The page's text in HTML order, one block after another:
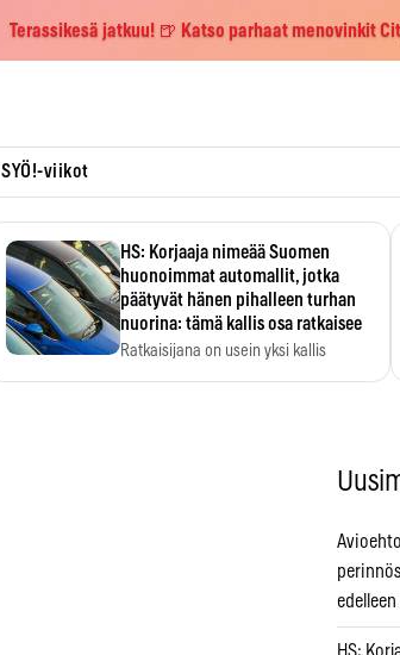
Terassikesä jatkuu! 🍺 Katso parhaat menovinkit
SYÖ!-viikot
HS: Korjaaja nimeää Suomen
huonoimmat automallit, jotka
päätyvät hänen pihalleen turhan
nuorina: tämä kallis osa ratkaisee
Ratkaisijana on usein yksi kallis